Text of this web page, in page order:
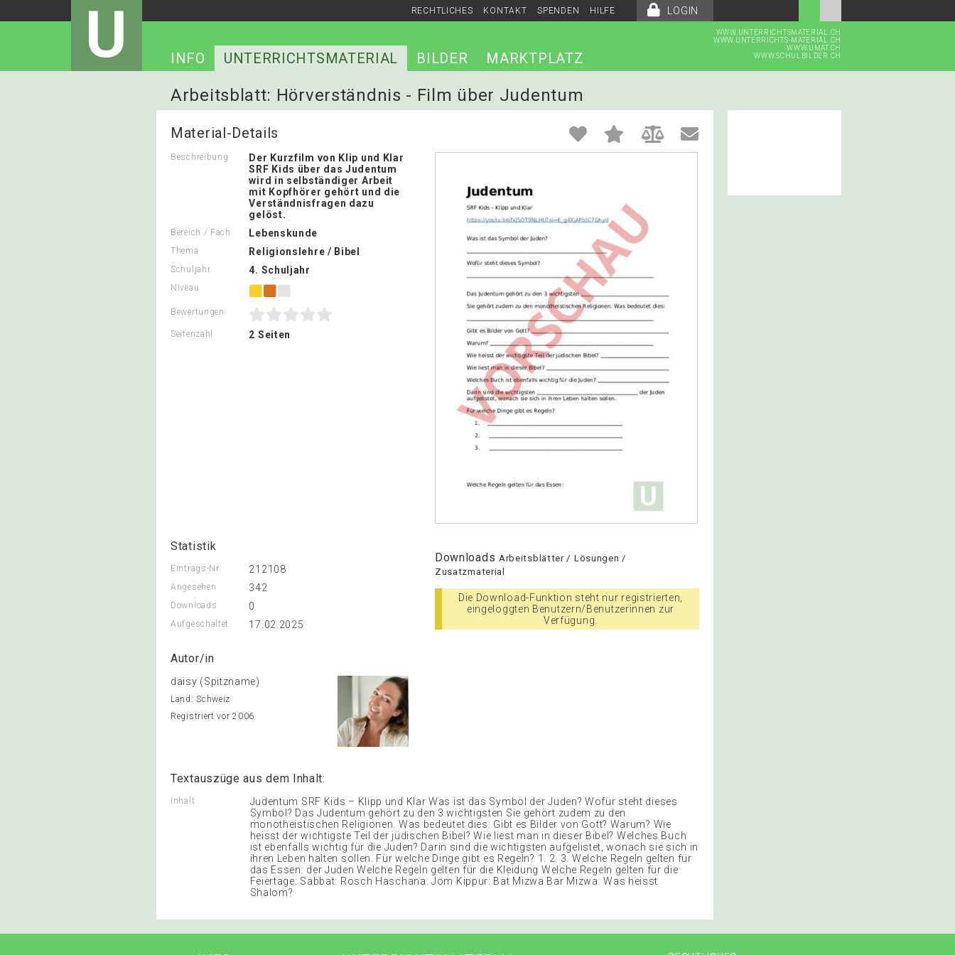
LOGIN
RECHTLICHES KONTAKT SPENDEN HILFE
U
WWW.UNTERRICHTSMATERIAL.CH
WWW.UNTERRICHTS-MATERIAL.CH
WWW.UMAT.CH
WWW.SCHULBILDER.CH
INFO UNTERRICHTSMATERIAL BILDER MARKTPLATZ
Arbeitsblatt: Hörverständnis - Film über Judentum
Material-Details
Beschreibung
Der Kurzfilm von Klip und Klar
SRF Kids über das Judentum
wird in selbständiger Arbeit
mit Kopfhörer gehört und die
Verständnisfragen dazu
gelöst.
Bereich / Fach Lebenskunde
Thema Religionslehre / Bibel
Schuljahr 4. Schuljahr
Niveau
Bewertungen
Seitenzahl 2 Seiten
Statistik
Eintrags-Nr. 212108
Angesehen 342
Downloads 0
Aufgeschaltet 17.02.2025
Autor/in
daisy (Spitzname)
Land: Schweiz
Registriert vor 2006
Downloads Arbeitsblätter / Lösungen /
Zusatzmaterial
Die Download-Funktion steht nur registrierten,
eingeloggten Benutzern/Benutzerinnen zur
Verfügung.
Textauszüge aus dem Inhalt:
Inhalt
Judentum SRF Kids – Klipp und Klar Was ist das Symbol der Juden? Wofür steht dieses
Symbol? Das Judentum gehört zu den 3 wichtigsten Sie gehört zudem zu den
monotheistischen Religionen. Was bedeutet dies: Gibt es Bilder von Gott? Warum? Wie
heisst der wichtigste Teil der jüdischen Bibel? Wie liest man in dieser Bibel? Welches Buch
ist ebenfalls wichtig für die Juden? Darin sind die wichtigsten aufgelistet, wonach sie sich in
ihren Leben halten sollen. Für welche Dinge gibt es Regeln? 1. 2. 3. Welche Regeln gelten für
das Essen: der Juden Welche Regeln gelten für die Kleidung Welche Regeln gelten für die
Feiertage: Sabbat: Rosch Haschana: Jom Kippur: Bat Mizwa Bar Mizwa: Was heisst
Shalom?